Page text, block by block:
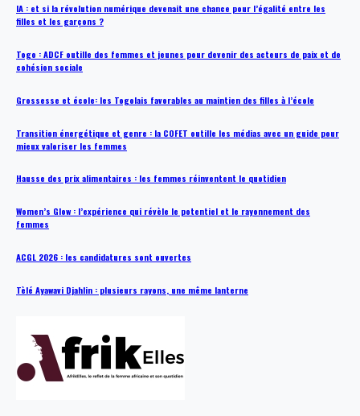
IA : et si la révolution numérique devenait une chance pour l’égalité entre les
filles et les garçons ?
Togo : ADCF outille des femmes et jeunes pour devenir des acteurs de paix et de
cohésion sociale
Grossesse et école: les Togolais favorables au maintien des filles à l’école
Transition énergétique et genre : la COFET outille les médias avec un guide pour
mieux valoriser les femmes
Hausse des prix alimentaires : les femmes réinventent le quotidien
Women’s Glow : l’expérience qui révèle le potentiel et le rayonnement des
femmes
ACGL 2026 : les candidatures sont ouvertes
Tèlé Ayawavi Djahlin : plusieurs rayons, une même lanterne